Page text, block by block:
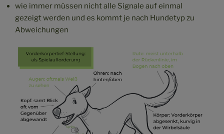
wie immer müssen nicht alle Signale auf einmal
gezeigt werden und es kommt je nach Hundetyp zu
Abweichungen